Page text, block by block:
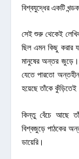
বিশ্বযুদ্ধের একটি
সেই শুরু থেকেই
ছিল এমন কিছু করার
মানুষের অন্তর
যেতে পারতো
হয়েছে তাঁকে
কিন্তু বেঁচে আছে
বিশ্বজুড়ে পাঠকের
ডায়েরি।